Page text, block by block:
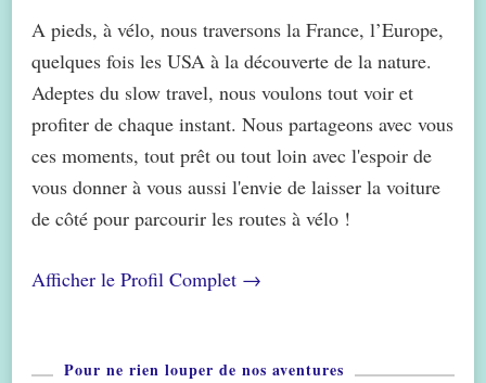
A pieds, à vélo, nous traversons la France, l’Europe,
quelques fois les USA à la découverte de la nature.
Adeptes du slow travel, nous voulons tout voir et
profiter de chaque instant. Nous partageons avec vous
ces moments, tout prêt ou tout loin avec l'espoir de
vous donner à vous aussi l'envie de laisser la voiture
de côté pour parcourir les routes à vélo !
Afficher le Profil Complet →
Pour ne rien louper de nos aventures